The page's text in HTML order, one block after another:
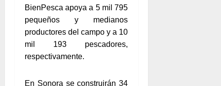
BienPesca apoya a 5 mil 795
pequeños y medianos
productores del campo y a 10
mil 193 pescadores,
respectivamente.
En Sonora se construirán 34